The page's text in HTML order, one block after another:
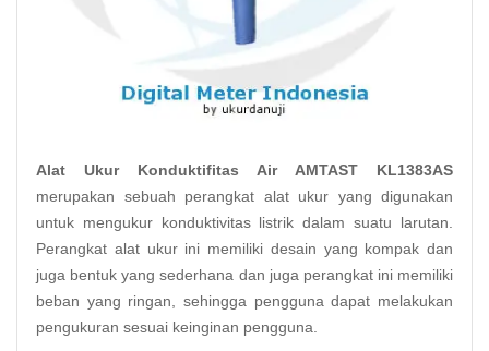
Alat Ukur Konduktifitas Air AMTAST KL1383AS
merupakan sebuah perangkat alat ukur yang digunakan
untuk mengukur konduktivitas listrik dalam suatu larutan.
Perangkat alat ukur ini memiliki desain yang kompak dan
juga bentuk yang sederhana dan juga perangkat ini memiliki
beban yang ringan, sehingga pengguna dapat melakukan
pengukuran sesuai keinginan pengguna.